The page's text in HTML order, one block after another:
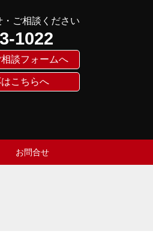
ご相談ください
1022
談フォームへ
こちらへ
お問合せ